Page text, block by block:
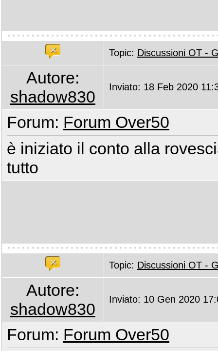
Topic: Discussioni OT -
Autore:
shadow830
Inviato: 18 Feb 2020
Forum: Forum Over50
è iniziato il conto alla
tutto
Topic: Discussioni OT -
Autore:
shadow830
Inviato: 10 Gen 2020
Forum: Forum Over50